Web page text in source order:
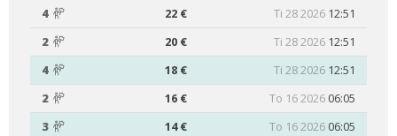
4
22 € Ti 28 2026 12:51
2
20 € Ti 28 2026 12:51
4
18 € Ti 28 2026 12:51
2
16 € To 16 2026 06:05
3
14 € To 16 2026 06:05